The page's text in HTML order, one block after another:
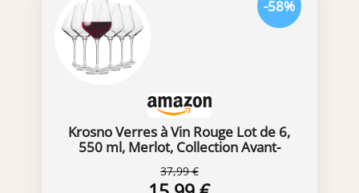
Krosno Verres à Vin Rouge Lot de 6,
550 ml, Merlot, Collection Avant-
37,99 €
-58%